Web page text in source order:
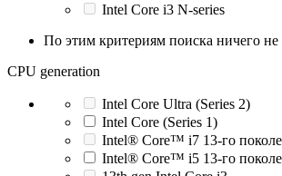
Intel Core i3 N-series
По этим критериям поиска ничего не
CPU generation
Intel Core Ultra (Series 2)
Intel Core (Series 1)
Intel® Core™ i7 13-го
Intel® Core™ i5 13-го